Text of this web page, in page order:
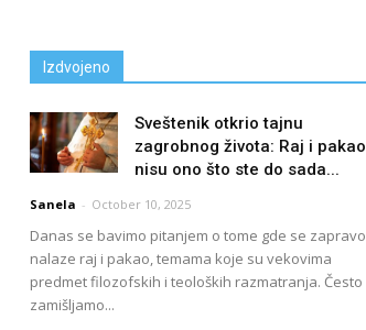
Izdvojeno
Sveštenik otkrio tajnu
zagrobnog života: Raj i pakao
nisu ono što ste do sada...
Sanela - October 10, 2025
Danas se bavimo pitanjem o tome gde se zapravo
nalaze raj i pakao, temama koje su vekovima
predmet filozofskih i teoloških razmatranja. Često
zamišljamo...